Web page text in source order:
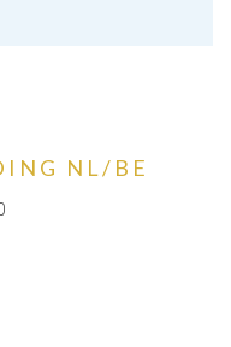
NL/BE